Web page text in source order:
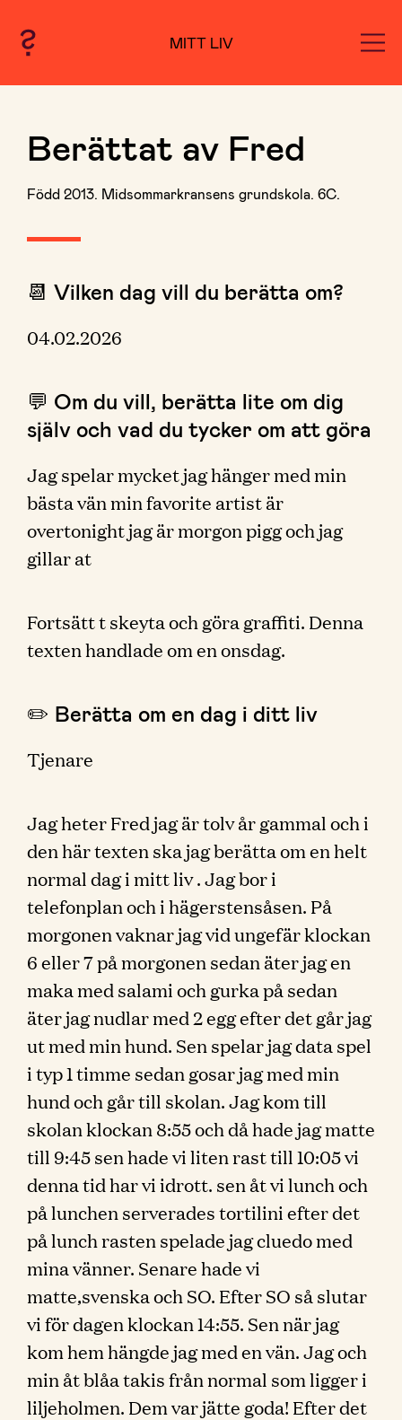
MITT LIV
Berättat av Fred
Född 2013. Midsommarkransens grundskola. 6C.
📆 Vilken dag vill du berätta om?
04.02.2026
💬 Om du vill, berätta lite om dig
själv och vad du tycker om att göra
Jag spelar mycket jag hänger med min
bästa vän min favorite artist är
overtonight jag är morgon pigg och jag
gillar at
Fortsätt t skeyta och göra graffiti. Denna
texten handlade om en onsdag.
✏️ Berätta om en dag i ditt liv
Tjenare
Jag heter Fred jag är tolv år gammal och i
den här texten ska jag berätta om en helt
normal dag i mitt liv . Jag bor i
telefonplan och i hägerstensåsen. På
morgonen vaknar jag vid ungefär klockan
6 eller 7 på morgonen sedan äter jag en
maka med salami och gurka på sedan
äter jag nudlar med 2 egg efter det går jag
ut med min hund. Sen spelar jag data spel
i typ 1 timme sedan gosar jag med min
hund och går till skolan. Jag kom till
skolan klockan 8:55 och då hade jag matte
till 9:45 sen hade vi liten rast till 10:05 vi
denna tid har vi idrott. sen åt vi lunch och
på lunchen serverades tortilini efter det
på lunch rasten spelade jag cluedo med
mina vänner. Senare hade vi
matte,svenska och SO. Efter SO så slutar
vi för dagen klockan 14:55. Sen när jag
kom hem hängde jag med en vän. Jag och
min åt blåa takis från normal som ligger i
liljeholmen. Dem var jätte goda! Efter det